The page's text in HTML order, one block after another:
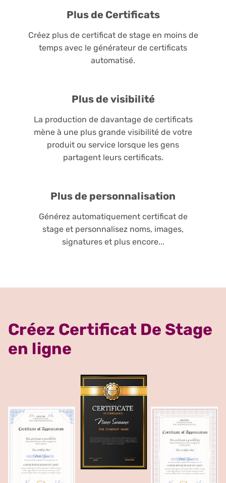
Plus de Certificats
Créez plus de certificat de stage en moins de
temps avec le générateur de certificats
automatisé.
Plus de visibilité
La production de davantage de certificats
mène à une plus grande visibilité de votre
produit ou service lorsque les gens
partagent leurs certificats.
Plus de personnalisation
Générez automatiquement certificat de
stage et personnalisez noms, images,
signatures et plus encore...
Créez Certificat De Stage
en ligne